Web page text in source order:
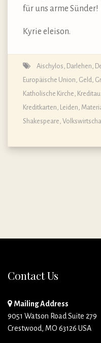
für uns arme Sünder!
Kyrie eleison.
Aischylos Darlehen
Europäische Union Geld
Katholische Kirche
Kreditkarten Leiden
Shakespeare
Contact Us
Mailing Address
9051 Watson Road Suite 279
Crestwood, MO 63126 USA